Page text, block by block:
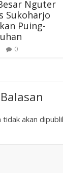
Nguter
Sukoharjo
Puing-
0
akan